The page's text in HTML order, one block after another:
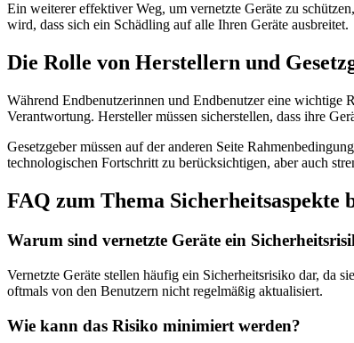
Ein weiterer effektiver Weg, um vernetzte Geräte zu
wird, dass sich ein Schädling auf alle Ihren Geräte ausbreitet.
Die Rolle von Herstellern und
Während Endbenutzerinnen und Endbenutzer eine wichtige
Verantwortung. Hersteller müssen sicherstellen, dass ihre
Gesetzgeber müssen auf der anderen Seite
technologischen Fortschritt zu berücksichtigen, aber auch
FAQ zum Thema Sicherheitsaspekte
Warum sind vernetzte Geräte ein
Vernetzte Geräte stellen häufig ein Sicherheitsrisiko dar, da
oftmals von den Benutzern nicht regelmäßig aktualisiert.
Wie kann das Risiko minimiert werden?